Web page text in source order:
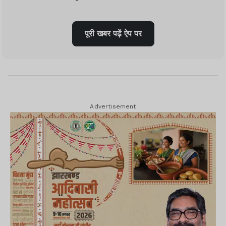
जून को मैक्सिको सिटी में होगा. उद्घाटन मुकाबला
जायेगा.
Advertisement
पूरी खबर पढ़ें ऐप पर
Advertisement